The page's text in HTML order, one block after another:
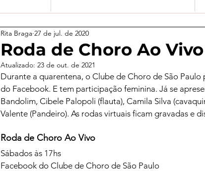
Roda de Choro Ao Vivo
Rita Braga 27 de jul. de 2020
Atualizado: 23 de out. de 2021
Durante a quarentena, o Clube de Choro de São Paulo
do Facebook. E tem participação feminina. Já se
Bandolim, Cibele Palopoli (flauta), Camila Silva
Valente (Pandeiro). As rodas virtuais ficam gravadas e
Roda de Choro Ao Vivo
Sábados às 17hs
Facebook do Clube de Choro de São Paulo